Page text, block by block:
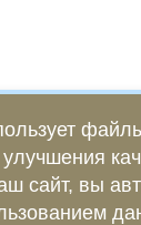
улучшения
сайт, вы